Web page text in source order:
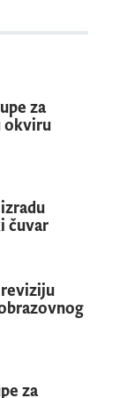
nauke i
za
okruglom
APRO
škole
za
okviru
čuvar
reviziju
za